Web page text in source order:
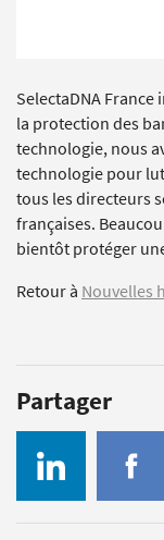
SelectaDNA France
la protection des
technologie, nous
technologie pour
tous les directeurs
françaises.
bientôt protéger
Retour à Nouvelles
Partager